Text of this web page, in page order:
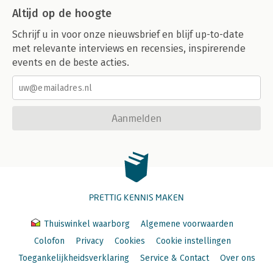
Altijd op de hoogte
Schrijf u in voor onze nieuwsbrief en blijf up-to-date
met relevante interviews en recensies, inspirerende
events en de beste acties.
Aanmelden
PRETTIG KENNIS MAKEN
Thuiswinkel waarborg
Algemene voorwaarden
Colofon
Privacy Cookies
Cookie instellingen
Toegankelijkheidsverklaring
Service & Contact Over ons